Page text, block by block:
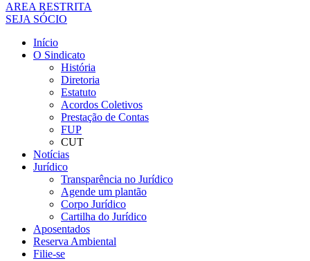
AREA RESTRITA
SEJA SÓCIO
Início
O Sindicato
História
Diretoria
Estatuto
Acordos Coletivos
Prestação de Contas
FUP
CUT
Notícias
Jurídico
Transparência no Jurídico
Agende um plantão
Corpo Jurídico
Cartilha do Jurídico
Aposentados
Reserva Ambiental
Filie-se